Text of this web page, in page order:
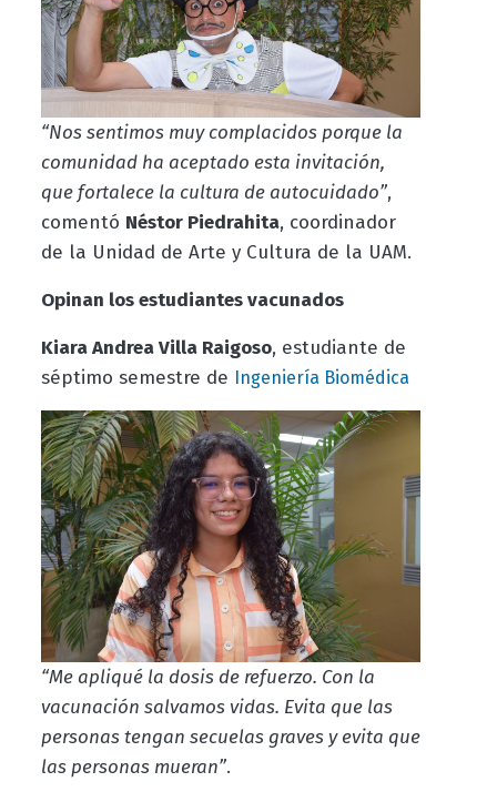
“Nos sentimos muy complacidos porque la
comunidad ha aceptado esta invitación,
que fortalece la cultura de autocuidado”,
comentó Néstor Piedrahita, coordinador
de la Unidad de Arte y Cultura de la UAM.
Opinan los estudiantes vacunados
Kiara Andrea Villa Raigoso, estudiante de
séptimo semestre de Ingeniería Biomédica
“Me apliqué la dosis de refuerzo. Con la
vacunación salvamos vidas. Evita que las
personas tengan secuelas graves y evita que
las personas mueran”.